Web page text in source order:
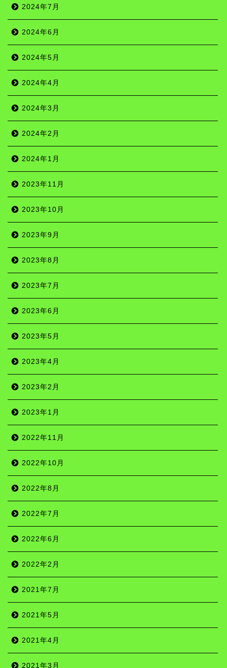
2024年7月
2024年6月
2024年5月
2024年4月
2024年3月
2024年2月
2024年1月
2023年11月
2023年10月
2023年9月
2023年8月
2023年7月
2023年6月
2023年5月
2023年4月
2023年2月
2023年1月
2022年11月
2022年10月
2022年8月
2022年7月
2022年6月
2022年2月
2021年7月
2021年5月
2021年4月
2021年3月